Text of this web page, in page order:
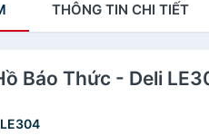
THÔNG TIN CHI TIẾT
Báo Thức - Deli